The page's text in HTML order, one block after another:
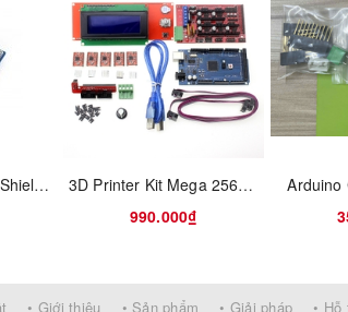
2.8inch Touch LCD Shield for Arduino
3D Printer Kit Mega 2560 R3 + 1Pcs RAMPS 1.4 Controller + 5P
990.000₫
Arduino
• Giới thiệu • Sản phẩm • Giải pháp • Hỗ